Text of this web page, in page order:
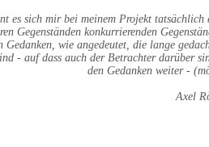
es sich mir bei meinem Projekt tatsächlich
Gegenständen konkurrierenden
Gedanken, wie angedeutet, die lange
- auf dass auch der Betrachter darüber
den Gedanken weiter -
Axel